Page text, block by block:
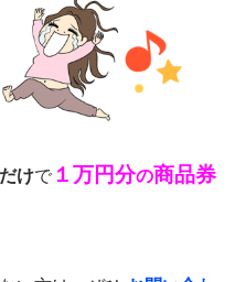
けで １万円分の商品券